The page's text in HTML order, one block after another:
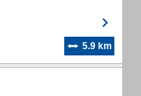
5.9 km